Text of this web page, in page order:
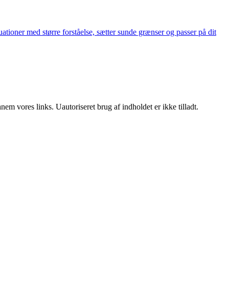
med større forståelse, sætter sunde grænser og passer på dit
vores links. Uautoriseret brug af indholdet er ikke tilladt.